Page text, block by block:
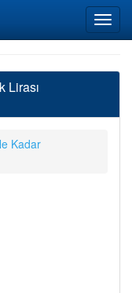
Lirası
Kadar